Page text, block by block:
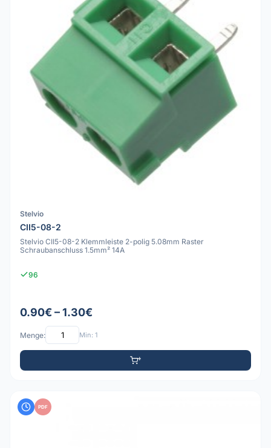
Stelvio
CII5-08-2
Stelvio CII5-08-2 Klemmleiste 2-polig 5.08mm Raster
Schraubanschluss 1.5mm² 14A
96
0.90€ – 1.30€
Menge: Min: 1
PDF